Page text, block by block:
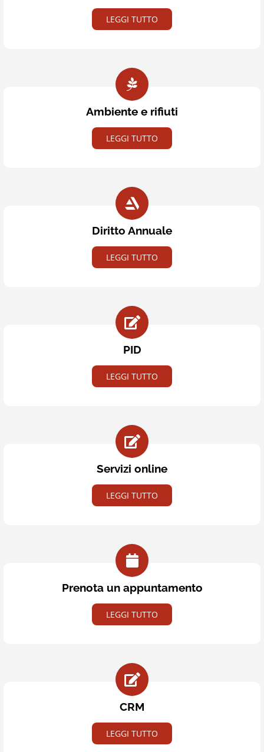
LEGGI TUTTO
Ambiente e rifiuti
LEGGI TUTTO
Diritto Annuale
LEGGI TUTTO
PID
LEGGI TUTTO
Servizi online
LEGGI TUTTO
Prenota un appuntamento
LEGGI TUTTO
CRM
LEGGI TUTTO